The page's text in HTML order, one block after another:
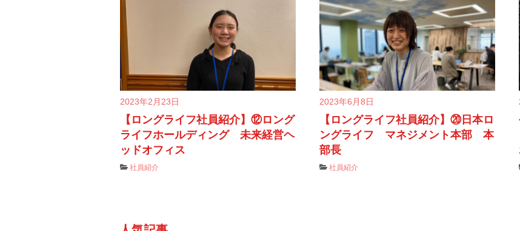
2023年2月23日
【ロングライフ社員紹介】⑫ロング
ライフホールディング 未来経営ヘ
ッドオフィス
社員紹介
2023年6月8日
【ロングライフ社員紹介】⑳日本ロ
ングライフ マネジメント本部 本
部長
社員紹介